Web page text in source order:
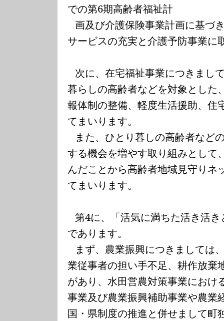
での第6期高齢者福祉計
画及び介護保険事業計画に基づ
サービスの充実と介護予防事業に
次に、在宅福祉事業につきまし
暮らしの高齢者などを対象とした
報体制の整備、軽度生活援助、住
てまいります。
また、ひとり暮しの高齢者など
する機会を増やす取り組みとして
んだことから高齢者地域見守りネ
てまいります。
第4に、「活気に満ちた活き活
であります。
まず、農業振興につきましては
業従事者の担い手不足、耕作放棄
があり、水田営農対策事業におけ
事業及び農業振興補助事業や農業
国・県制度の推進と併せまして町